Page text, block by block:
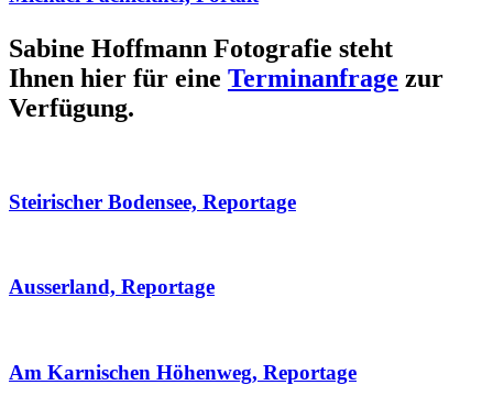
Sabine Hoffmann Fotografie steht
Ihnen hier für eine Terminanfrage zur
Verfügung.
Steirischer Bodensee, Reportage
Ausserland, Reportage
Am Karnischen Höhenweg, Reportage